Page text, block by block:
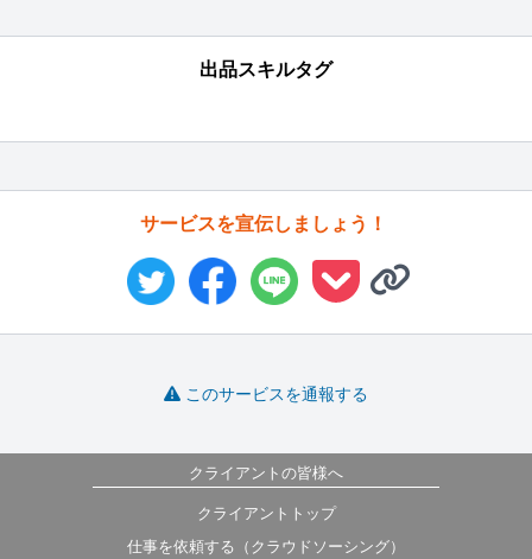
出品スキルタグ
サービスを宣伝しましょう！
このサービスを通報する
クライアントの皆様へ
クライアントトップ
仕事を依頼する（クラウドソーシング）